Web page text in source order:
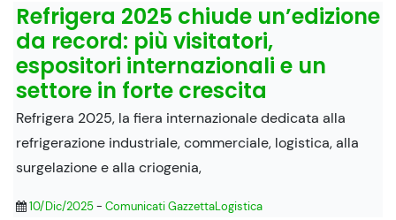
Refrigera 2025 chiude un’edizione
da record: più visitatori,
espositori internazionali e un
settore in forte crescita
Refrigera 2025, la fiera internazionale dedicata alla
refrigerazione industriale, commerciale, logistica, alla
surgelazione e alla criogenia,
10/Dic/2025- Comunicati GazzettaLogistica